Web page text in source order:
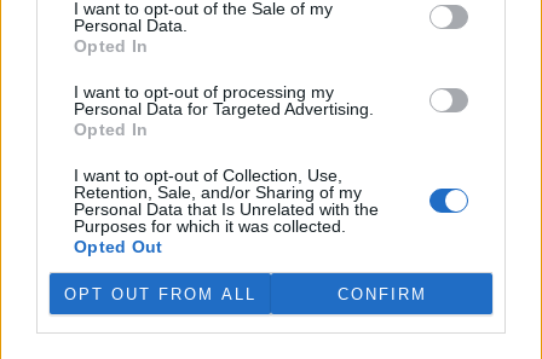
I want to opt-out of the Sale of my
Personal Data.
Opted In
I want to opt-out of processing my
Personal Data for Targeted Advertising.
Opted In
I want to opt-out of Collection, Use,
Retention, Sale, and/or Sharing of my
Personal Data that Is Unrelated with the
Purposes for which it was collected.
Opted Out
OPT OUT FROM ALL CONFIRM
Dále čtěte |
Běžná kapradina dokáže
akumulovat prvky vzácných
stav krajiny
V tropickém skleníku
leknín světa
Studie: Obří tropické stromy